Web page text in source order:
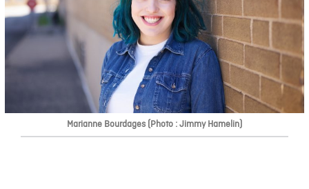
Marianne Bourdages (Photo : Jimmy Hamelin)